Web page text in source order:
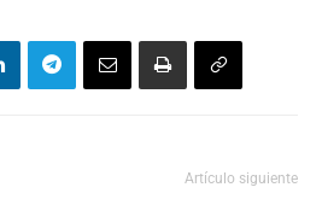
Artículo siguiente